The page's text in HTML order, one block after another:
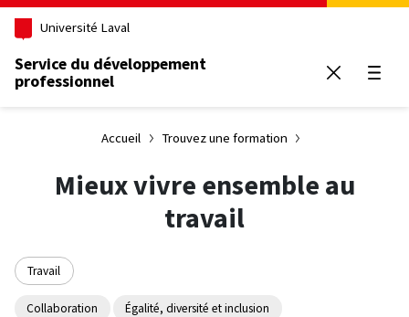
Aller au contenu principal
Université Laval
Service du développement
professionnel
Accueil Trouvez une formation
Mieux vivre ensemble au
travail
Travail
Collaboration Égalité, diversité et inclusion